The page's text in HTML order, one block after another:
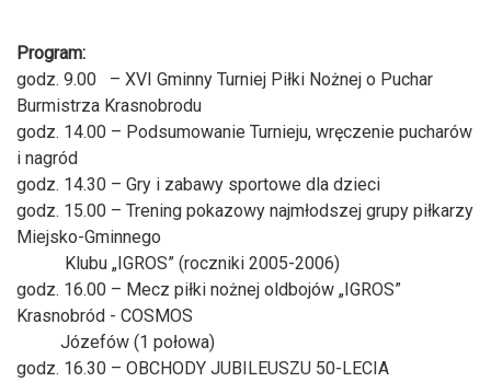
Program:
godz. 9.00 – XVI Gminny Turniej Piłki Nożnej o Puchar
Burmistrza Krasnobrodu
godz. 14.00 – Podsumowanie Turnieju, wręczenie pucharów
i nagród
godz. 14.30 – Gry i zabawy sportowe dla dzieci
godz. 15.00 – Trening pokazowy najmłodszej grupy piłkarzy
Miejsko-Gminnego
Klubu „IGROS” (roczniki 2005-2006)
godz. 16.00 – Mecz piłki nożnej oldbojów „IGROS”
Krasnobród - COSMOS
Józefów (1 połowa)
godz. 16.30 – OBCHODY JUBILEUSZU 50-LECIA